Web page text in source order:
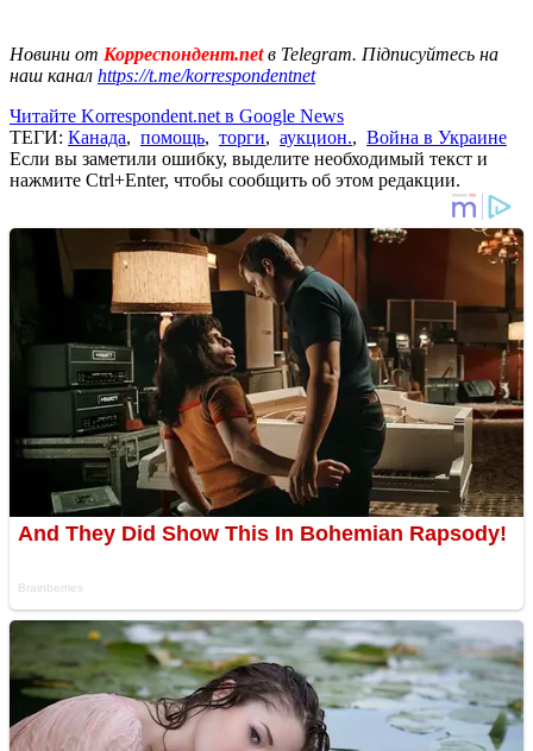
Новини от Корреспондент.netв Telegram. Підписуйтесь на
наш канал https://t.me/korrespondentnet
Читайте Korrespondent.net в Google News
ТЕГИ: Канада, помощь, торги, аукцион., Война в Украине
Если вы заметили ошибку, выделите необходимый текст и
нажмите Ctrl+Enter, чтобы сообщить об этом редакции.